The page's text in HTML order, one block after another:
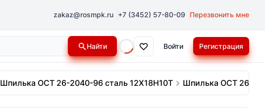
zakaz@rosmpk.ru +7 (3452) 57-80-09 Перезвонить мне
Найти
Loading...
Войти Регистрация
Шпилька ОСТ 26-2040-96 сталь 12Х18Н10Т Шпилька ОСТ 26-